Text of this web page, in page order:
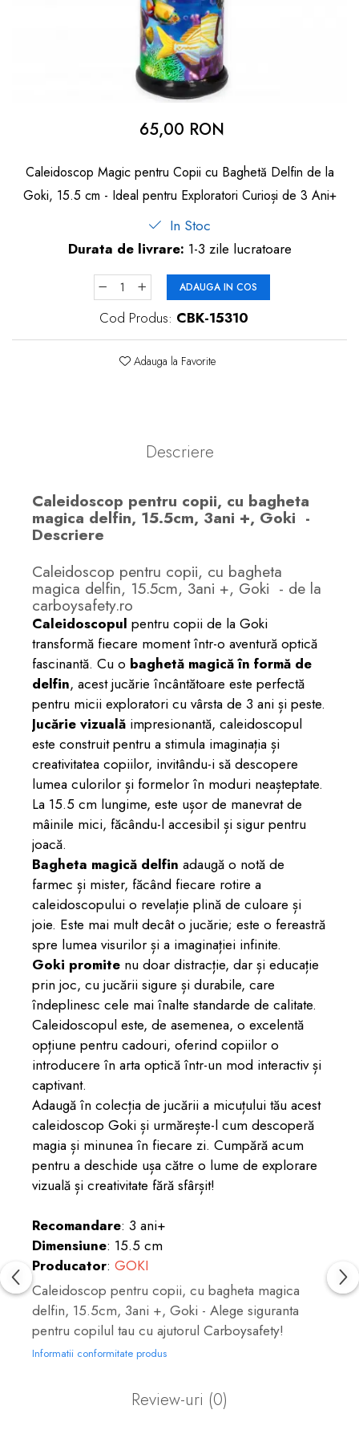
Produse îngrijire copii
65,00 RON
Caleidoscop Magic pentru Copii cu Baghetă Delfin de la
Goki, 15.5 cm - Ideal pentru Exploratori Curioși de 3 Ani+
In Stoc
Durata de livrare: 1-3 zile lucratoare
ADAUGA IN COS
Cod Produs: CBK-15310
Adauga la Favorite
Descriere
Caleidoscop pentru copii, cu bagheta
magica delfin, 15.5cm, 3ani +, Goki -
Descriere
Caleidoscop pentru copii, cu bagheta
magica delfin, 15.5cm, 3ani +, Goki - de la
carboysafety.ro
Caleidoscopul pentru copii de la Goki
transformă fiecare moment într-o aventură optică
fascinantă. Cu o baghetă magică în formă de
delfin, acest jucărie încântătoare este perfectă
pentru micii exploratori cu vârsta de 3 ani și peste.
Jucărie vizuală impresionantă, caleidoscopul
este construit pentru a stimula imaginația și
creativitatea copiilor, invitându-i să descopere
lumea culorilor și formelor în moduri neașteptate.
La 15.5 cm lungime, este ușor de manevrat de
mâinile mici, făcându-l accesibil și sigur pentru
joacă.
Bagheta magică delfin adaugă o notă de
farmec și mister, făcând fiecare rotire a
caleidoscopului o revelație plină de culoare și
joie. Este mai mult decât o jucărie; este o fereastră
spre lumea visurilor și a imaginației infinite.
Goki promite nu doar distracție, dar și educație
prin joc, cu jucării sigure și durabile, care
îndeplinesc cele mai înalte standarde de calitate.
Caleidoscopul este, de asemenea, o excelentă
opțiune pentru cadouri, oferind copiilor o
introducere în arta optică într-un mod interactiv și
captivant.
Adaugă în colecția de jucării a micuțului tău acest
caleidoscop Goki și urmărește-l cum descoperă
magia și minunea în fiecare zi. Cumpără acum
pentru a deschide ușa către o lume de explorare
vizuală și creativitate fără sfârșit!
Recomandare: 3 ani+
Dimensiune: 15.5 cm
Producator: GOKI
Caleidoscop pentru copii, cu bagheta magica
delfin, 15.5cm, 3ani +, Goki - Alege siguranta
pentru copilul tau cu ajutorul Carboysafety!
Informatii conformitate produs
Review-uri (0)